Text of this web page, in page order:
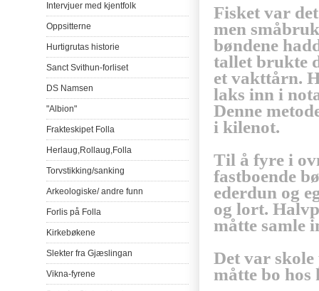
Intervjuer med kjentfolk
Oppsitterne
Hurtigrutas historie
Sanct Svithun-forliset
DS Namsen
"Albion"
Frakteskipet Folla
Herlaug,Rollaug,Folla
Torvstikking/sanking
Arkeologiske/andre funn
Forlis på Folla
Kirkebøkene
Slekter fra Gjæslingan
Vikna-fyrene
Fisket var det
men
bøndene
tallet brukte
et vakttårn.
laks inn i
Denne
i kilenot.
Til å fyre i
fastboende
ederdun og
og lort.
måtte samle
Det var
måtte bo hos